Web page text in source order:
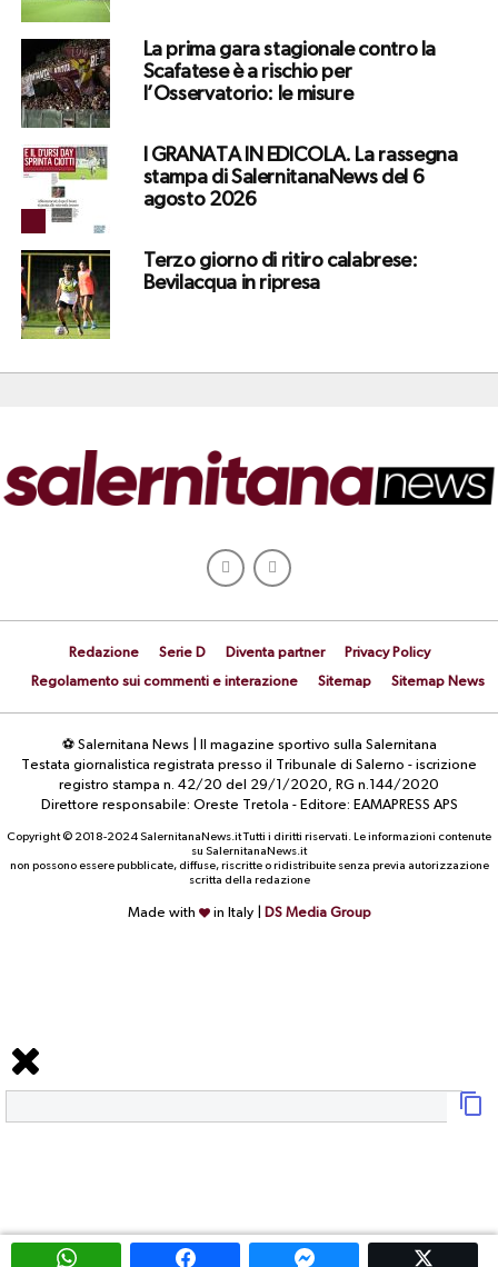
La prima gara stagionale contro la
Scafatese è a rischio per
l’Osservatorio: le misure
I GRANATA IN EDICOLA. La rassegna
stampa di SalernitanaNews del 6
agosto 2026
Terzo giorno di ritiro calabrese:
Bevilacqua in ripresa
Redazione Serie D Diventa partner
Privacy Policy
Regolamento sui commenti e interazione
Sitemap Sitemap News
⚽ Salernitana News | Il magazine sportivo sulla Salernitana
Testata giornalistica registrata presso il Tribunale di Salerno - iscrizione
registro stampa n. 42/20 del 29/1/2020, RG n.144/2020
Direttore responsabile: Oreste Tretola - Editore: EAMAPRESS APS
Copyright © 2018-2024 SalernitanaNews.it Tutti i diritti riservati. Le informazioni contenute
su SalernitanaNews.it
non possono essere pubblicate, diffuse, riscritte o ridistribuite senza previa autorizzazione
scritta della redazione
Made with in Italy | DS Media Group